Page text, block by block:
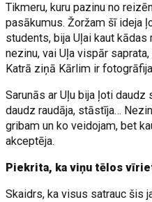
Tikmeru, kuru pazinu no
pasākumus. Žoržam šī ideja
students, bija Uļai kaut
nezinu, vai Uļa vispār
Katrā ziņā Kārlim ir
Sarunās ar Uļu bija ļoti daudz
daudz raudāja, stāstīja…
gribam un ko veidojam, bet
akceptēja.
Piekrita, ka viņu tēlos
Skaidrs, ka visus satrauc šis